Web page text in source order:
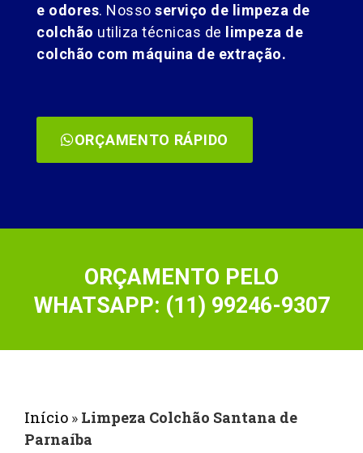
e odores. Nosso serviço de limpeza de
colchão utiliza técnicas de limpeza de
colchão com máquina de extração.
ORÇAMENTO RÁPIDO
ORÇAMENTO PELO
WHATSAPP: (11) 99246-9307
Início » Limpeza Colchão Santana de
Parnaíba